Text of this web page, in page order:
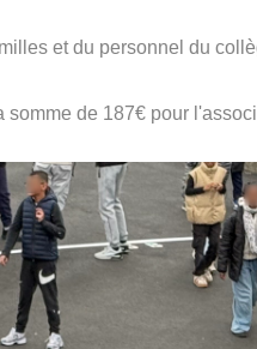
et du personnel du
de 187€ pour